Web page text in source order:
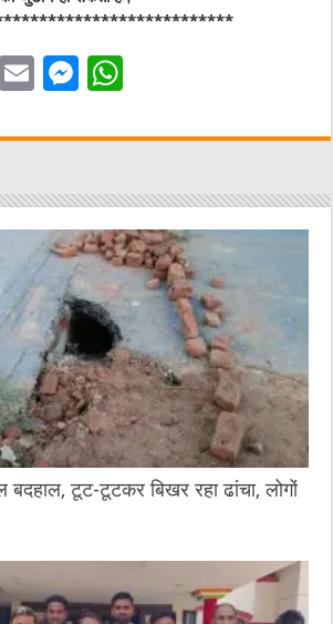
W E
ai
M
ss
n
g
er
at
A
p
p
बदहाल, टूट-टूटकर बिखर रहा ढांचा, लोगों